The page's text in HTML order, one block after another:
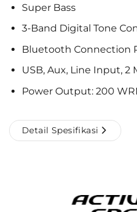
Super Bass
3-Band Digital Tone
Bluetooth Connection
USB, Aux, Line Input, 2
Power Output: 200
Detail Spesifikasi